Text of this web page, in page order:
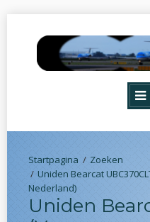
Zoeken
Uniden Bearcat
Nederland)
Uniden